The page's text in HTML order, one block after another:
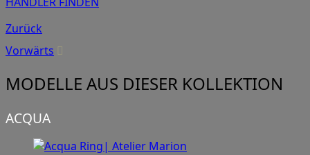
Zurück
Vorwärts
MODELLE AUS DIESER KOLLEKTION
ACQUA